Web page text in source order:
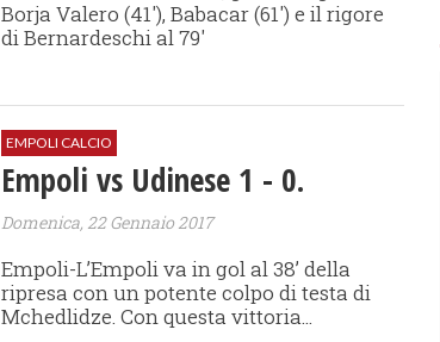
Borja Valero (41'), Babacar (61') e il rigore
di Bernardeschi al 79'
EMPOLI CALCIO
Empoli vs Udinese 1 - 0.
Domenica, 22 Gennaio 2017
Empoli-L’Empoli va in gol al 38’ della
ripresa con un potente colpo di testa di
Mchedlidze. Con questa vittoria...